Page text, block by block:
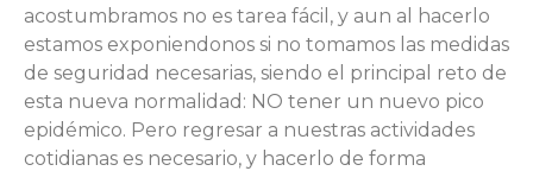
acostumbramos no es tarea fácil, y aun al hacerlo
estamos exponiendonos si no tomamos las medidas
de seguridad necesarias, siendo el principal reto de
esta nueva normalidad: NO tener un nuevo pico
epidémico. Pero regresar a nuestras actividades
cotidianas es necesario, y hacerlo de forma